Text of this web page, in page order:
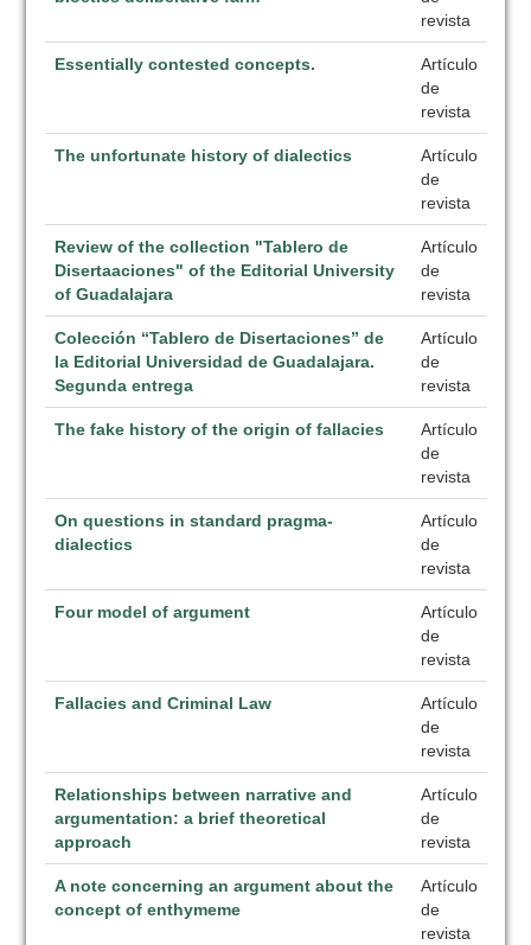
revista
Essentially contested concepts.
Artículo
de
revista
The unfortunate history of dialectics
Artículo
de
revista
Review of the collection "Tablero de
Disertaaciones" of the Editorial University
of Guadalajara
Artículo
de
revista
Colección “Tablero de Disertaciones” de
la Editorial Universidad de Guadalajara.
Segunda entrega
Artículo
de
revista
The fake history of the origin of fallacies
Artículo
de
revista
On questions in standard pragma-
dialectics
Artículo
de
revista
Four model of argument
Artículo
de
revista
Fallacies and Criminal Law
Artículo
de
revista
Relationships between narrative and
argumentation: a brief theoretical
approach
Artículo
de
revista
A note concerning an argument about the
concept of enthymeme
Artículo
de
revista